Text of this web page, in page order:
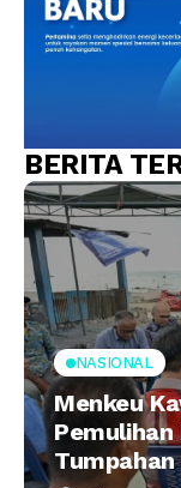
BERITA
NASIONAL
Menkeu
Pemulihan